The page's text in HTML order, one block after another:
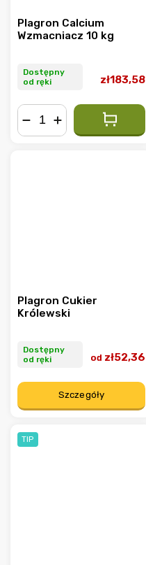
Plagron Calcium
Wzmacniacz 10 kg
Dostępny
od ręki
zł183,58
Plagron Cukier
Królewski
Dostępny
od ręki
od zł52,36
Szczegóły
TIP